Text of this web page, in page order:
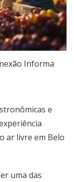
Informa
e
ar livre em Belo
uma das